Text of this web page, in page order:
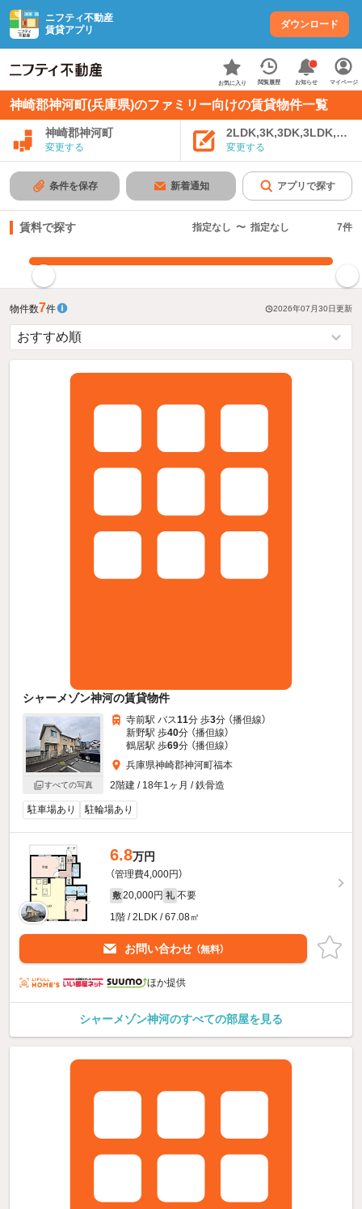
ニフティ不動産
賃貸アプリ
ダウンロード
お気に入り 閲覧履歴 お知らせ マイページ
神崎郡神河町(兵庫県)のファミリー向けの賃貸物件一覧
神崎郡神河町
変更する 変更する
条件を保存 新着通知 アプリで探す
賃料で探す 指定なし 〜 指定なし 7件
物件数7件 2026年07月30日更新
シャーメゾン神河の賃貸物件
すべての写真
寺前駅 バス11分 歩3分 （播但線）
新野駅 歩40分 （播但線）
鶴居駅 歩69分 （播但線）
兵庫県神崎郡神河町福本
2階建 / 18年1ヶ月 / 鉄骨造
駐車場あり 駐輪場あり
6.8万円
（管理費4,000円）
敷 20,000円 礼 不要
1階 / 2LDK / 67.08㎡
お問い合わせ （無料）
ほか提供
シャーメゾン神河のすべての部屋を見る